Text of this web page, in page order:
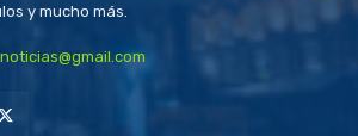
y mucho más.